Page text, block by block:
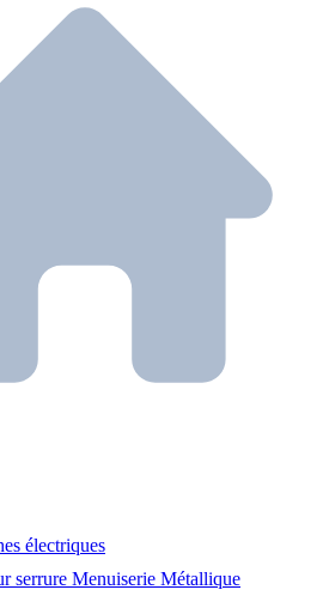
électriques
serrure Menuiserie Métallique